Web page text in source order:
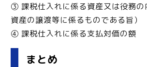
③ 課税仕入れに係る資産又は役務の
資産の譲渡等に係るものである旨）
④ 課税仕入れに係る支払対価の額
まとめ